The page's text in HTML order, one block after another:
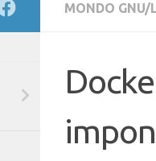
MONDO GNU/